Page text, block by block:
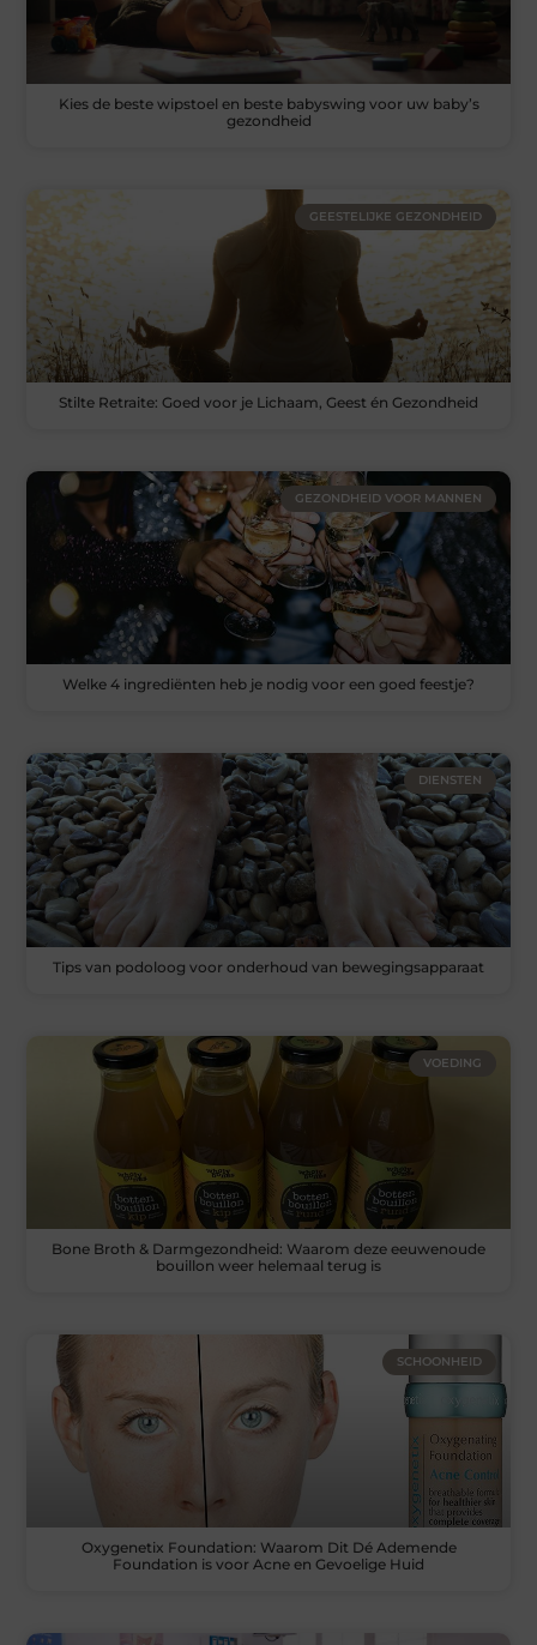
Kies de beste wipstoel en beste babyswing voor uw baby’s
gezondheid
GEESTELIJKE GEZONDHEID
Stilte Retraite: Goed voor je Lichaam, Geest én Gezondheid
GEZONDHEID VOOR MANNEN
Welke 4 ingrediënten heb je nodig voor een goed feestje?
DIENSTEN
Tips van podoloog voor onderhoud van bewegingsapparaat
VOEDING
Bone Broth & Darmgezondheid: Waarom deze eeuwenoude
bouillon weer helemaal terug is
SCHOONHEID
Oxygenetix Foundation: Waarom Dit Dé Ademende
Foundation is voor Acne en Gevoelige Huid